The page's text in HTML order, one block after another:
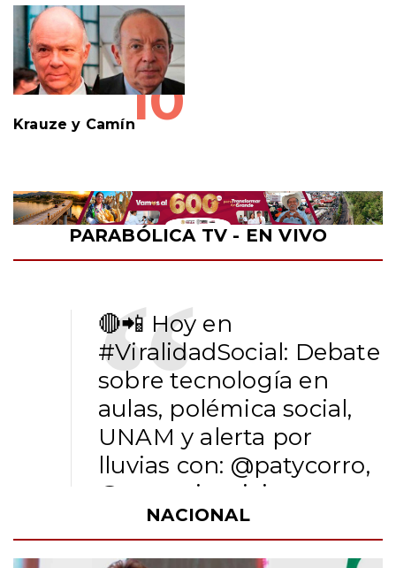
10
Krauze y Camín
PARABÓLICA TV - EN VIVO
#ViralidadSocial
sobre tecnología en
aulas, polémica social,
UNAM y alerta por
lluvias con:@patycorro
@yazcurinoticias,
@alvado_Rmx_V y
@ojedapepe.
NACIONAL